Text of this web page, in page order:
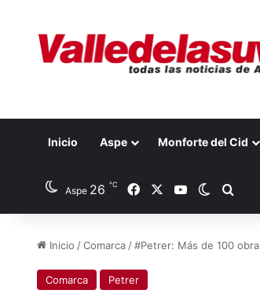
Inicio Aspe Monforte del Cid
Aspe 26 ℃ FacebookYouTubeSwitch
Inicio /Comarca /#Petrer: Más de 100
Comarca Petrer